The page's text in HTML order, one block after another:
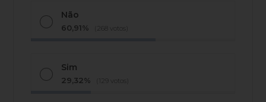
Não
60,91% (268 votos)
Sim
29,32% (129 votos)